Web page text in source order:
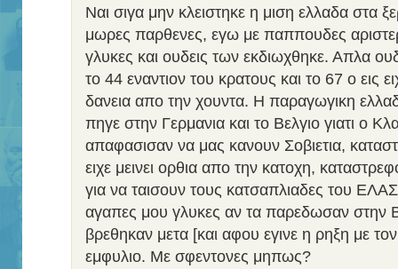
Ναι σιγα μην κλειστηκε η μιση ελλαδα στα
μωρες παρθενες, εγω με παππουδες
γλυκες και ουδεις των εκδιωχθηκε. Απλα
το 44 εναντιον του κρατους και το 67 ο εις
δανεια απο την χουντα. Η παραγωγικη
πηγε στην Γερμανια και το Βελγιο γιατι ο
απαφασισαν να μας κανουν Σοβιετια,
ειχε μεινει ορθια απο την κατοχη,
για να ταισουν τους κατσαπλιαδες του
αγαπες μου γλυκες αν τα παρεδωσαν στην
βρεθηκαν μετα [και αφου εγινε η ρηξη με
εμφυλιο. Με σφεντονες μηπως?